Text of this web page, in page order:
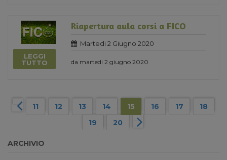
LEGGI
TUTTO
Riapertura aula corsi a FICO
Martedi 2 Giugno 2020
da martedi 2 giugno 2020
11 12 13 14 15 16 17
18
19
20
ARCHIVIO